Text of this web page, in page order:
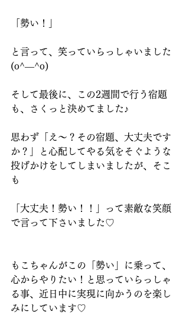
「勢い！」
と言って、笑っていらっしゃいました
(o^―^o)
そして最後に、この2週間で行う宿題
も、さくっと決めてました♪
思わず「え～？その宿題、大丈夫です
か？」と心配してやる気をそぐような
投げかけをしてしまいましたが、そこ
も
「大丈夫！勢い！！」って素敵な笑顔
で言って下さいました♡
もこちゃんがこの「勢い」に乗って、
心からやりたい！と思っていらっしゃ
る事、近日中に実現に向かうのを楽し
みにしています♡